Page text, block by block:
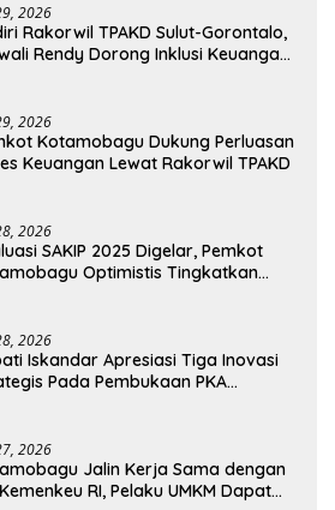
2026
Rakorwil TPAKD Sulut-Gorontalo,
Rendy Dorong Inklusi Keuangan
2026
Kotamobagu Dukung Perluasan
Keuangan Lewat Rakorwil TPAKD
2026
SAKIP 2025 Digelar, Pemkot
Optimistis Tingkatkan
2026
Iskandar Apresiasi Tiga Inovasi
Pada Pembukaan PKA
2026
Jalin Kerja Sama dengan
RI, Pelaku UMKM Dapat